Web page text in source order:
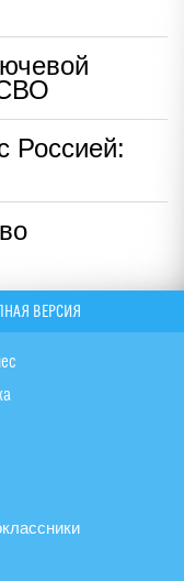
Россией:
ВЕРСИЯ